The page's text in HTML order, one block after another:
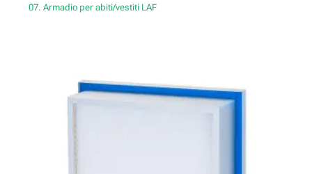
07. Armadio per abiti/vestiti LAF